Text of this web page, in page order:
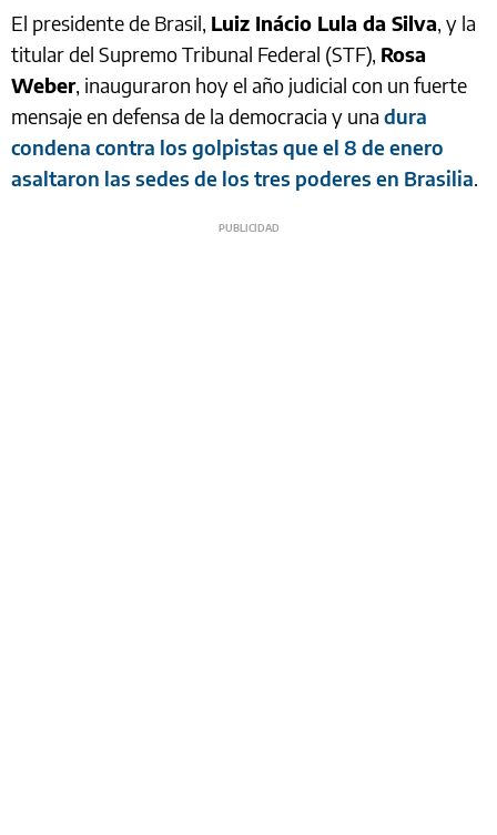
El presidente de Brasil, Luiz Inácio Lula da Silva, y la
titular del Supremo Tribunal Federal (STF), Rosa
Weber, inauguraron hoy el año judicial con un fuerte
mensaje en defensa de la democracia y una dura
condena contra los golpistas que el 8 de enero
asaltaron las sedes de los tres poderes en Brasilia.